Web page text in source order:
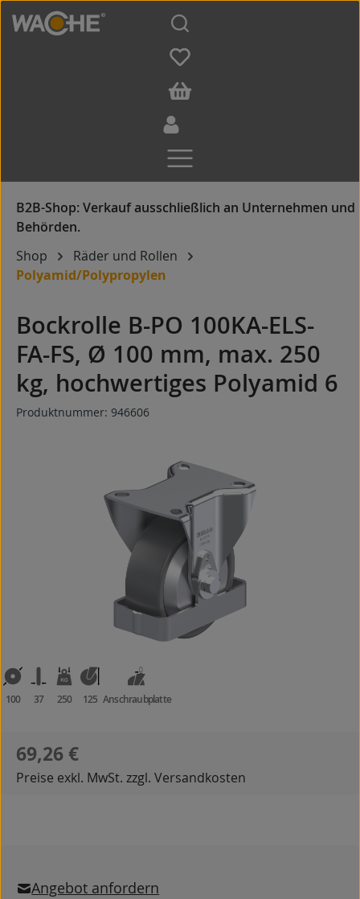
Zum Hauptinhalt springen
Shop
Räder und Rollen
Polyamid/Polypropylen
Bockrolle B-PO 100KA-ELS-
FA-FS, Ø 100 mm, max. 250
kg, hochwertiges Polyamid 6
Produktnummer: 946606
100 37 250 125 Anschraubplatte
Regulärer Preis:
69,26 €
Preise exkl. MwSt. zzgl. Versandkosten
Angebot anfordern